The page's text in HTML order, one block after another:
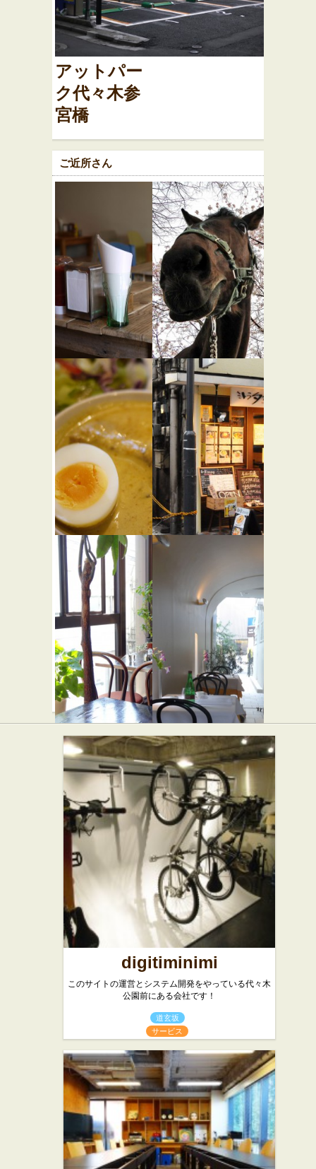
アットパー
ク代々木参
宮橋
ご近所さん
アップル
ビー ダイ
ナー
★☆☆
バーガーショップ
東京乗馬倶
楽部
RAJA ★☆☆
カレー屋
ミトラタ
カセ
★☆☆
クレビィ
ス ★☆☆
カフェ・喫茶店
イル ヴィ
スキオ
★★☆
イタリアン
digitiminimi
このサイトの運営とシステム開発をやっている代々木
公園前にある会社です！
道玄坂
サービス